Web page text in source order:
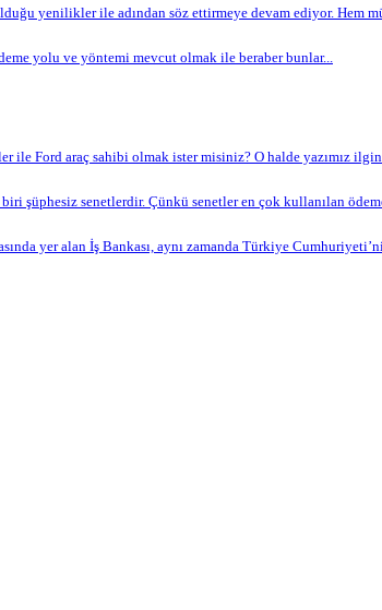
yenilikler ile adından söz ettirmeye devam ediyor. Hem
yolu ve yöntemi mevcut olmak ile beraber bunlar...
ile Ford araç sahibi olmak ister misiniz? O halde yazımız
şüphesiz senetlerdir. Çünkü senetler en çok kullanılan ödeme
yer alan İş Bankası, aynı zamanda Türkiye